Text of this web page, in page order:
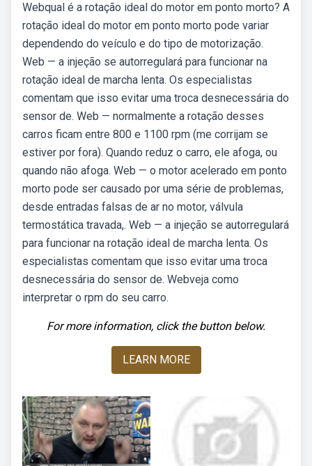
Webqual é a rotação ideal do motor em ponto morto? A
rotação ideal do motor em ponto morto pode variar
dependendo do veículo e do tipo de motorização.
Web — a injeção se autorregulará para funcionar na
rotação ideal de marcha lenta. Os especialistas
comentam que isso evitar uma troca desnecessária do
sensor de. Web — normalmente a rotação desses
carros ficam entre 800 e 1100 rpm (me corrijam se
estiver por fora). Quando reduz o carro, ele afoga, ou
quando não afoga. Web — o motor acelerado em ponto
morto pode ser causado por uma série de problemas,
desde entradas falsas de ar no motor, válvula
termostática travada,. Web — a injeção se autorregulará
para funcionar na rotação ideal de marcha lenta. Os
especialistas comentam que isso evitar uma troca
desnecessária do sensor de. Webveja como
interpretar o rpm do seu carro.
For more information, click the button below.
LEARN MORE